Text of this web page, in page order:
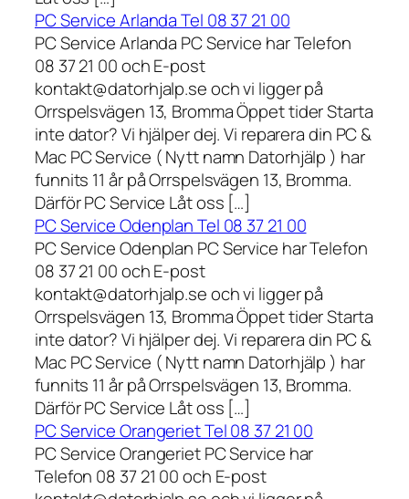
PC Service Arlanda Tel 08 37 21 00
PC Service Arlanda PC Service har Telefon
08 37 21 00 och E-post
kontakt@datorhjalp.se och vi ligger på
Orrspelsvägen 13, Bromma Öppet tider Starta
inte dator? Vi hjälper dej. Vi reparera din PC &
Mac PC Service ( Nytt namn Datorhjälp ) har
funnits 11 år på Orrspelsvägen 13, Bromma.
Därför PC Service Låt oss […]
PC Service Odenplan Tel 08 37 21 00
PC Service Odenplan PC Service har Telefon
08 37 21 00 och E-post
kontakt@datorhjalp.se och vi ligger på
Orrspelsvägen 13, Bromma Öppet tider Starta
inte dator? Vi hjälper dej. Vi reparera din PC &
Mac PC Service ( Nytt namn Datorhjälp ) har
funnits 11 år på Orrspelsvägen 13, Bromma.
Därför PC Service Låt oss […]
PC Service Orangeriet Tel 08 37 21 00
PC Service Orangeriet PC Service har
Telefon 08 37 21 00 och E-post